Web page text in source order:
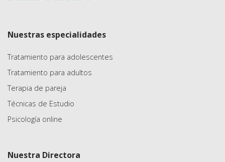
Nuestras especialidades
Tratamiento para adolescentes
Tratamiento para adultos
Terapia de pareja
Técnicas de Estudio
Psicología online
Nuestra Directora